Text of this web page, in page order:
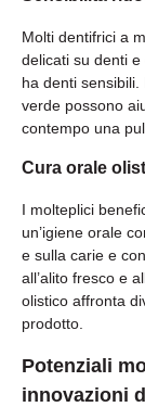
Molti dentifrici a
delicati su denti
ha denti
verde possono
contempo una
Cura orale
I molteplici
un’igiene orale
e sulla carie e
all’alito fresco e
olistico affronta
prodotto.
Potenziali
innovazioni